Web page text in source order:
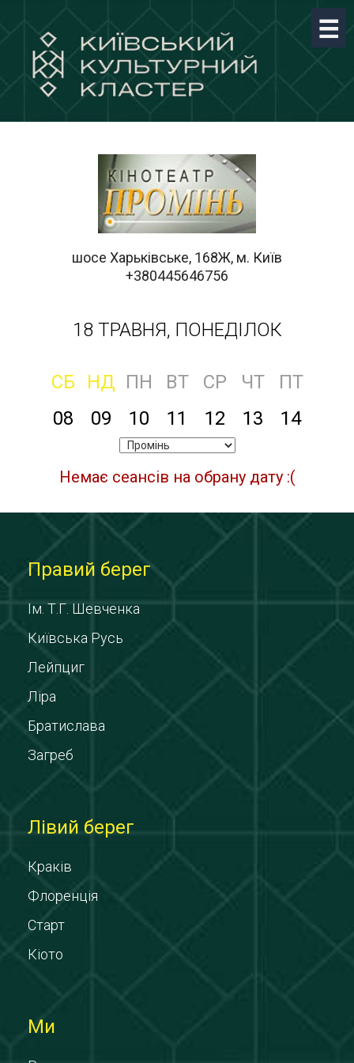
шосе Харьківське, 168Ж, м. Київ
+380445646756
18 ТРАВНЯ, ПОНЕДІЛОК
СБ НД ПН ВТ СР ЧТ
ПТ
08
09 10 11 12 13 14
Немає сеансів на обрану дату :(
Правий берег
Ім. Т.Г. Шевченка
Київська Русь
Лейпциг
Ліра
Братислава
Загреб
Лівий берег
Краків
Флоренція
Старт
Кіото
Ми